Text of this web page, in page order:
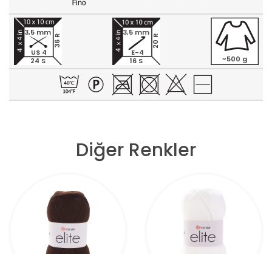
24 S
36 R
3,5 mm
US 4
16 S
20 R
3,5 mm
E-4
~500 g
Diğer Renkler